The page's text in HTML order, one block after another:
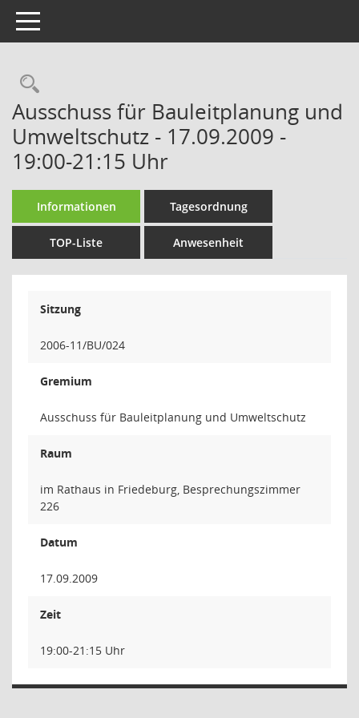
Toggle navigation
Rechercheauswahl
Ausschuss für Bauleitplanung und
Umweltschutz - 17.09.2009 -
19:00-21:15 Uhr
Informationen Tagesordnung
TOP-Liste Anwesenheit
Sitzung
2006-11/BU/024
Gremium
Ausschuss für Bauleitplanung und Umweltschutz
Raum
im Rathaus in Friedeburg, Besprechungszimmer
226
Datum
17.09.2009
Zeit
19:00-21:15 Uhr